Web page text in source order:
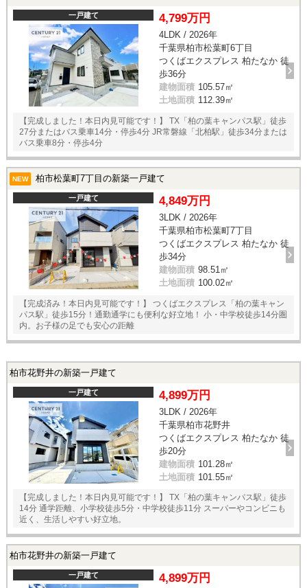
一戸建て 4,799万円
4LDK / 2026年
千葉県柏市松葉町6丁目
つくばエクスプレス 柏たなか 徒
歩36分
建物面積 105.57㎡
土地面積 112.39㎡
【完成しました！本日内見可能です！】 TX「柏の葉キャンパス駅」徒歩
27分またはバス乗車14分・停歩4分 JR常磐線「北柏駅」徒歩34分または
バス乗車8分・停歩4分
NEW 柏市松葉町7丁目の新築一戸建て
一戸建て 4,849万円
3LDK / 2026年
千葉県柏市松葉町7丁目
つくばエクスプレス 柏たなか 徒
歩34分
建物面積 98.51㎡
土地面積 100.02㎡
【完成済み！本日内見可能です！】 つくばエクスプレス「柏の葉キャン
パス駅」徒歩15分！通勤通学にも便利な好立地！ 小・中学校徒歩14分圏
内。お子様の足でも安心の距離
柏市花野井の新築一戸建て
一戸建て 4,899万円
3LDK / 2026年
千葉県柏市花野井
つくばエクスプレス 柏たなか 徒
歩20分
建物面積 101.28㎡
土地面積 101.55㎡
【完成しました！本日内見可能です！】 TX「柏の葉キャンパス駅」徒歩
14分 通学距離、小学校徒歩5分・中学校徒歩11分 スーパーやコンビニも
近く、生活しやすい好立地。
柏市花野井の新築一戸建て
一戸建て 4,899万円